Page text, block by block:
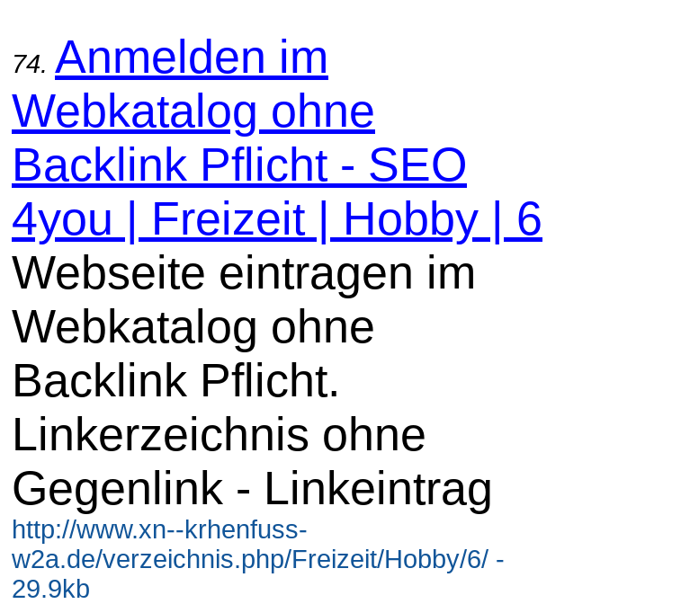
74. Anmelden im
Webkatalog ohne
Backlink Pflicht - SEO
4you | Freizeit | Hobby | 6
Webseite eintragen im
Webkatalog ohne
Backlink Pflicht.
Linkerzeichnis ohne
Gegenlink - Linkeintrag
http://www.xn--krhenfuss-
w2a.de/verzeichnis.php/Freizeit/Hobby/6/ -
29.9kb